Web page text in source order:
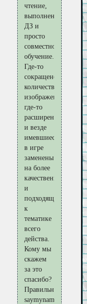
чтение,
выполнение
ДЗ и
просто
совместное
обучение.
Где-то
сокращено
количество
изображений,
где-то
расширено
и везде
имевшиеся
в игре
заменены
на более
качественные
и
подходящие
к
тематике
всего
действа.
Кому мы
скажем
за это
спасибо?
Правильно:
saymyname5